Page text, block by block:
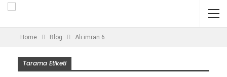
Home Blog Ali imran 6
Tarama Etiketi